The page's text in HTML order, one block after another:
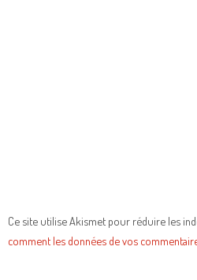
Ce site utilise Akismet pour réduire les
comment les données de vos